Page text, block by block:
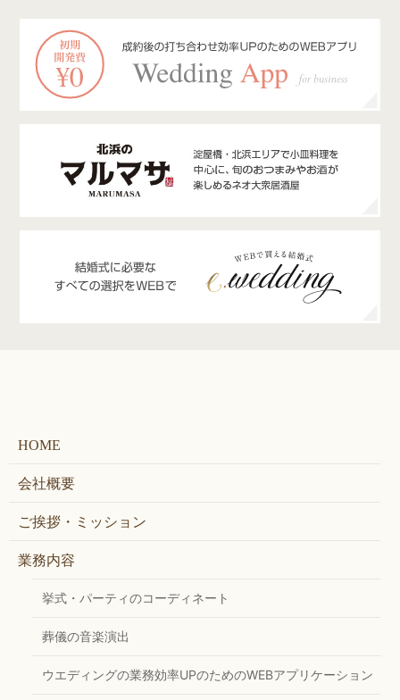
HOME
会社概要
ご挨拶・ミッション
業務内容
挙式・パーティのコーディネート
葬儀の音楽演出
ウエディングの業務効率UPのためのWEBアプリケーション